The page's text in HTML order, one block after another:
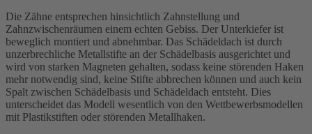
Die Zähne entsprechen hinsichtlich Zahnstellung und
Zahnzwischenräumen einem echten Gebiss. Der Unterkiefer ist
beweglich montiert und abnehmbar. Das Schädeldach ist durch
unzerbrechliche Metallstifte an der Schädelbasis ausgerichtet und
wird von starken Magneten gehalten, sodass keine störenden Haken
mehr notwendig sind, keine Stifte abbrechen können und auch kein
Spalt zwischen Schädelbasis und Schädeldach entsteht. Dies
unterscheidet das Modell wesentlich von den Wettbewerbsmodellen
mit Plastikstiften oder störenden Metallhaken.